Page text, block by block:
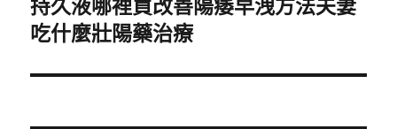
下
一
文
持久液哪裡買改善陽痿早洩方法夫妻
吃什麼壯陽藥治療